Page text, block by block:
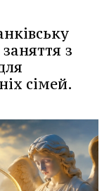
з
сімей.